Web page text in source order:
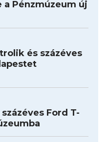
Pénzmúzeum új
és százéves
Ford T-